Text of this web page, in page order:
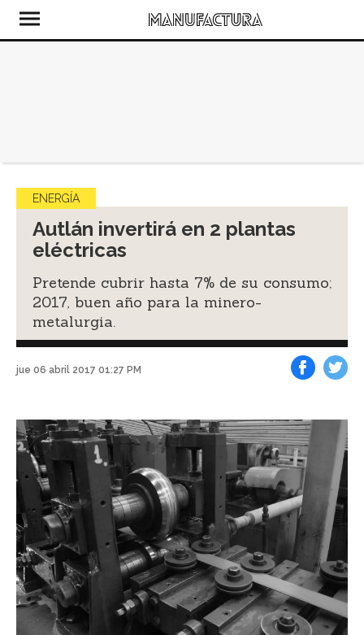
ENERGÍA
Autlán invertirá en 2 plantas
eléctricas
Pretende cubrir hasta 7% de su consumo;
2017, buen año para la minero-
metalurgia.
jue 06 abril 2017 01:27 PM